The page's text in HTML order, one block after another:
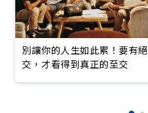
別讓你的人生如此累！要有絕
交，才看得到真正的至交